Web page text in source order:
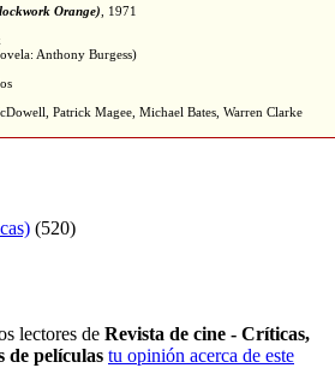
Orange) , 1971
Anthony Burgess)
Patrick Magee, Michael Bates, Warren Clarke
(520)
lectores de Revista de cine - Críticas,
de películas tu opinión acerca de este